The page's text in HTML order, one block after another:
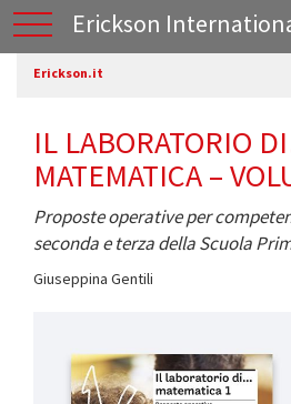
Erickson
Erickson.it
IL LABORATORIO
MATEMATICA –
Proposte operative per
seconda e terza della Scuola
Giuseppina Gentili